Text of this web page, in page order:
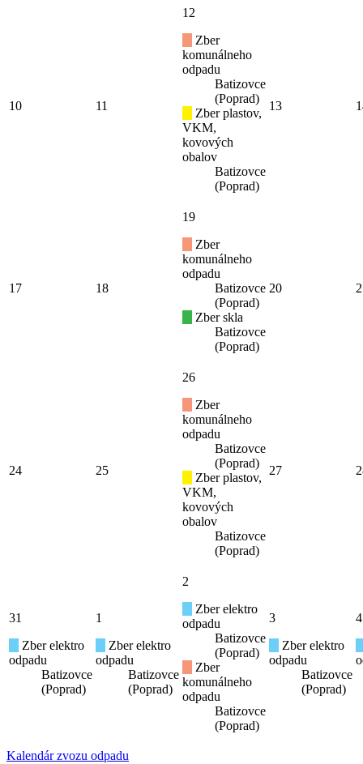
10 11
12
Zber
komunálneho
odpadu
Batizovce
(Poprad)
Zber plastov,
VKM,
kovových
obalov
Batizovce
(Poprad)
13
17 18
19
Zber
komunálneho
odpadu
Batizovce
(Poprad)
Zber skla
Batizovce
(Poprad)
20
24 25
26
Zber
komunálneho
odpadu
Batizovce
(Poprad)
Zber plastov,
VKM,
kovových
obalov
Batizovce
(Poprad)
27
31
Zber elektro
odpadu
Batizovce
(Poprad)
1
Zber elektro
odpadu
Batizovce
(Poprad)
2
Zber elektro
odpadu
Batizovce
(Poprad)
Zber
komunálneho
odpadu
Batizovce
(Poprad)
3
Zber elektro
odpadu
Batizovce
(Poprad)
4
Kalendár zvozu odpadu